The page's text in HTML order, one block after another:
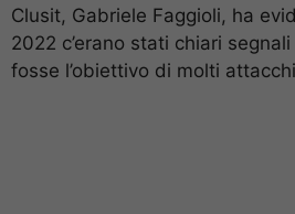
Clusit, Gabriele Faggioli, ha
2022 c’erano stati chiari
fosse l’obiettivo di molti